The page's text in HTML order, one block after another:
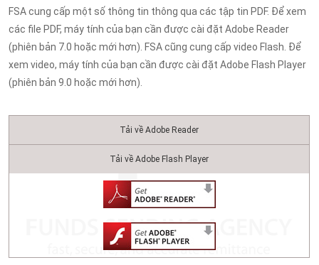
FSA cung cấp một số thông tin thông qua các tập tin PDF. Để xem
các file PDF, máy tính của bạn cần được cài đặt Adobe Reader
(phiên bản 7.0 hoặc mới hơn). FSA cũng cung cấp video Flash. Để
xem video, máy tính của bạn cần được cài đặt Adobe Flash Player
(phiên bản 9.0 hoặc mới hơn).
Tải về Adobe Reader
Tải về Adobe Flash Player